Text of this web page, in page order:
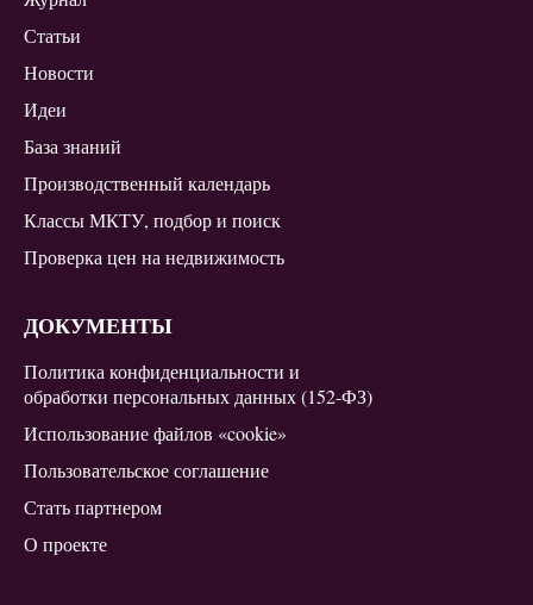
Статьи
Новости
Идеи
База знаний
Производственный календарь
Классы МКТУ, подбор и поиск
Проверка цен на недвижимость
ДОКУМЕНТЫ
Политика конфиденциальности и
обработки персональных данных (152-ФЗ)
Использование файлов «cookie»
Пользовательское соглашение
Стать партнером
О проекте